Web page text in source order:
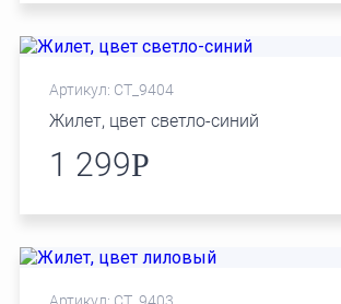
Артикул: СТ_9404
Жилет, цвет светло-синий
1 299Р
Артикул: СТ_9403